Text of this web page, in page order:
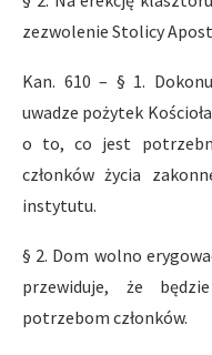
zezwolenie Stolicy
Kan. 610 – § 1.
uwadze pożytek
o to, co jest
członków życia
instytutu.
§ 2. Dom wolno
przewiduje, że
potrzebom członków.